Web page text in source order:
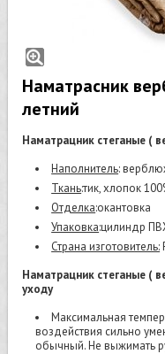
Наматрасник
летний
Наматрацник стеганые (
Наполнитель:
Ткань:тик, хлопок
Отделка:окантовка
Упаковка:цилиндр
Страна изготовитель:
Наматрацник стеганые (
уходу
Максимальная
воздействия сильно
обычный. Не выжимать